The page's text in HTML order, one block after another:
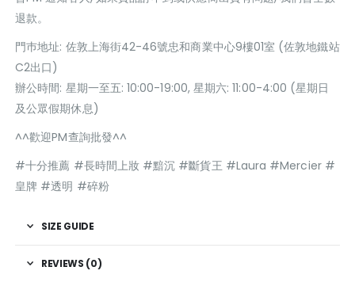
退款。
門巿地址: 佐敦上海街42-46號忠和商業中心9樓01室 (佐敦地鐵站
C2出口)
辦公時間: 星期一至五: 10:00-19:00, 星期六: 11:00-4:00 (星期日
及公眾假期休息)
^^歡迎PM查詢批發^^
#十分推薦 #長時間上妝 #黯沉 #斷貨王 #Laura #Mercier #
皇牌 #透明 #碎粉
SIZE GUIDE
REVIEWS (0)